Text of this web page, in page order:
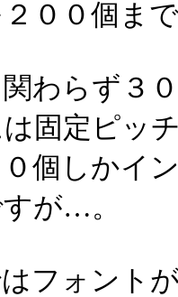
００個ま
わらず３
固定ピッ
個しかイ
が…。
フォント